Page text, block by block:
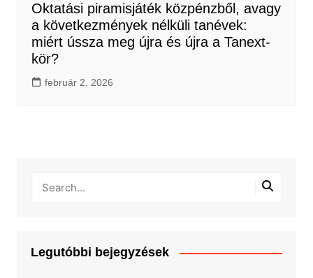
Oktatási piramisjáték közpénzből, avagy
a következmények nélküli tanévek:
miért ússza meg újra és újra a Tanext-
kör?
február 2, 2026
Legutóbbi bejegyzések